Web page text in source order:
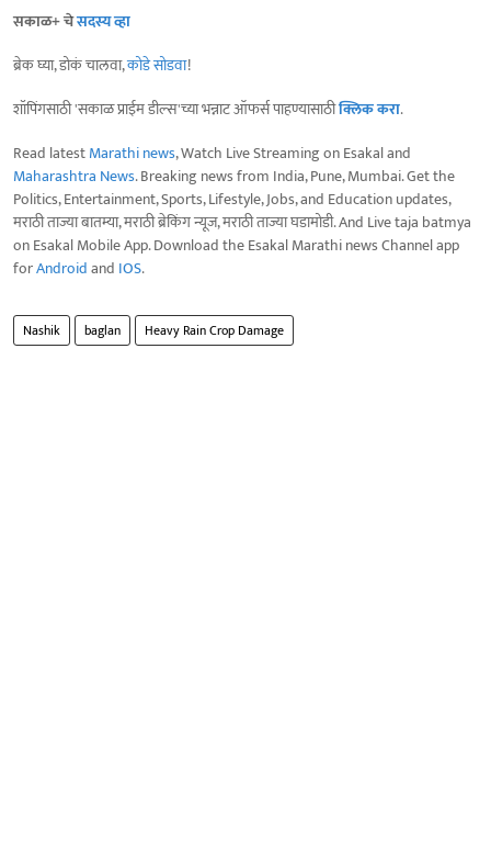
सकाळ+ चेसदस्य व्हा
ब्रेक घ्या, डोकं चालवा,कोडे सोडवा!
शॉपिंगसाठी 'सकाळ प्राईम डील्स'च्या भन्नाट ऑफर्स पाहण्यासाठीक्लिक करा.
Read latestMarathi news, Watch Live Streaming on Esakal and
Maharashtra News. Breaking news from India, Pune, Mumbai. Get the
Politics, Entertainment, Sports, Lifestyle, Jobs, and Education updates,
मराठी ताज्या बातम्या, मराठी ब्रेकिंग न्यूज, मराठी ताज्या घडामोडी. And Live taja batmya
on Esakal Mobile App. Download the Esakal Marathi news Channel app
forAndroidand IOS.
Nashik baglan Heavy Rain Crop Damage